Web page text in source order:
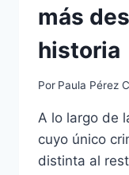
más
historia
Por Paula Pérez
A lo largo de
cuyo único
distinta al